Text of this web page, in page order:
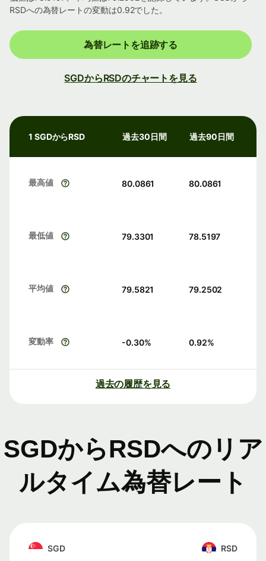
RSDへの為替レートの変動は0.92でした。
為替レートを追跡する
SGDからRSDのチャートを見る
1 SGDからRSD 過去30日間 過去90日間
最高値 80.0861 80.0861
最低値 79.3301 78.5197
平均値 79.5821 79.2502
変動率 -0.30% 0.92%
過去の履歴を見る
SGDからRSDへのリア
ルタイム為替レート
SGD RSD